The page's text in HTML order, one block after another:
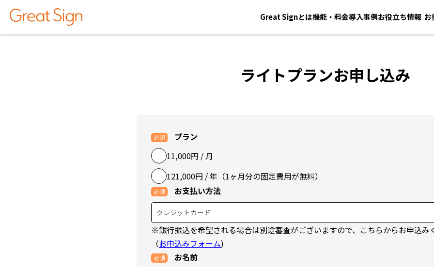
Great Signとは機能・料金導入事例お役立ち情報
特集コラム
イベント・セミナー 新着情報・お知らせ
お
ライトプランお申し込み
プラン
11,000円 / 月
121,000円 / 年（1ヶ月分の固定費用が無料）
お支払い方法
※銀行振込を希望される場合は別途審査がございますので、こちらからお申込み
（お申込みフォーム)
お名前